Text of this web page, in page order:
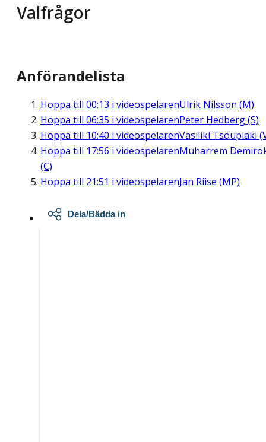
Valfrågor
Anförandelista
Hoppa till 00:13 i videospelarenUlrik Nilsson (M)
Hoppa till 06:35 i videospelarenPeter Hedberg (S)
Hoppa till 10:40 i videospelarenVasiliki Tsouplaki
Hoppa till 17:56 i videospelarenMuharrem
(C)
Hoppa till 21:51 i videospelarenJan Riise (MP)
Dela/Bädda in